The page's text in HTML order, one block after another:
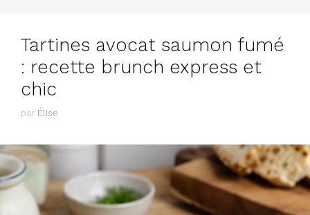
Tartines avocat saumon fumé
: recette brunch express et
chic
par Élise